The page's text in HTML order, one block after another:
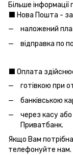
Більше
⬛️ Нова Пошта -
наложений
відправка по
⬛️ Оплата
готівкою при
банківською
через касу
Приватбанк.
Якщо Вам
телефонуйте нам.